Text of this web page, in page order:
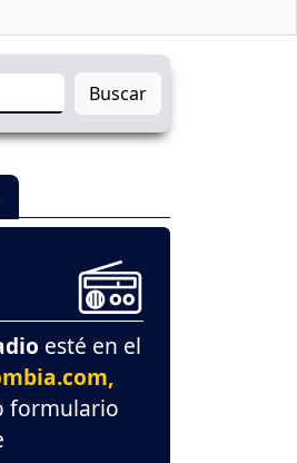
Buscar
esté en el
formulario